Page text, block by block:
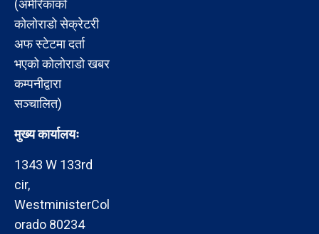
(अमेरिकाको
कोलोराडो सेक्रेटरी
अफ स्टेटमा दर्ता
भएको कोलोराडो खबर
कम्पनीद्वारा
सञ्चालित)
मुख्य कार्यालयः
1343 W 133rd
cir,
WestministerCol
orado 80234